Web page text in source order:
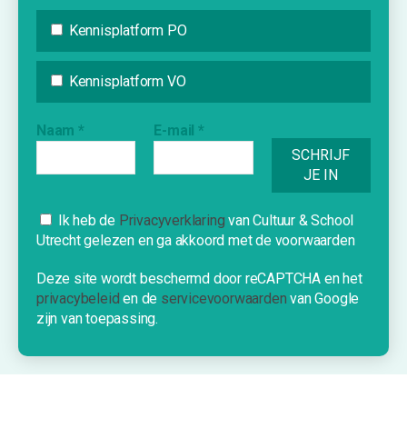
Agenda
Inspiratie
Vraag & Aanbod
Bijdrage indienen
Inschrijven nieuwsbrief
Over Cultuur & School Utrecht
Nieuwe school?
Cookies
Deze website gebruikt cookies om je
OK!
Kennisplatform PO
Kennisplatform VO
Naam * E-mail *
Ik heb de Privacyverklaring van Cultuur & School
Utrecht gelezen en ga akkoord met de voorwaarden
Deze site wordt beschermd door reCAPTCHA en het
privacybeleid en de servicevoorwaarden van Google
zijn van toepassing.